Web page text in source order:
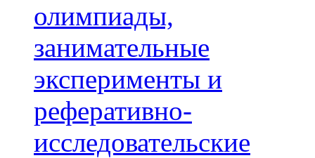
олимпиады,
занимательные
эксперименты и
реферативно-
исследовательские